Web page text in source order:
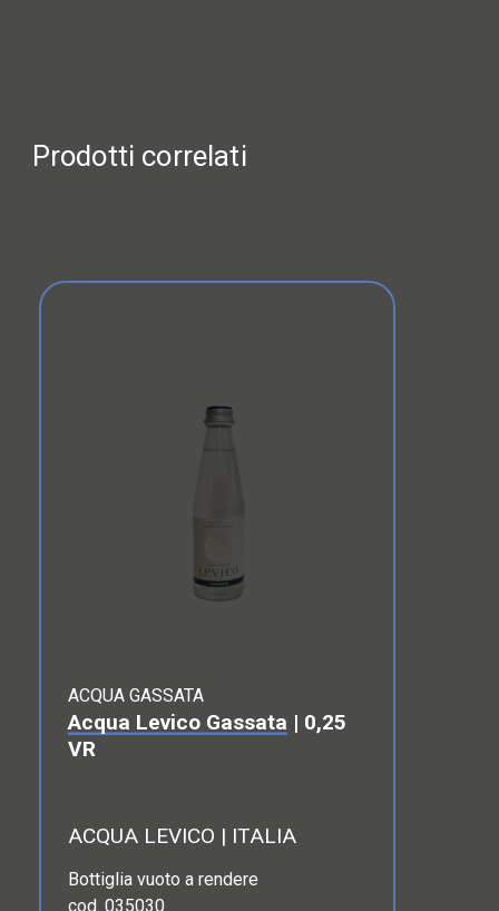
Prodotti correlati
ACQUA GASSATA
Acqua Levico Gassata | 0,25
VR
ACQUA LEVICO | ITALIA
Bottiglia vuoto a rendere
cod. 035030